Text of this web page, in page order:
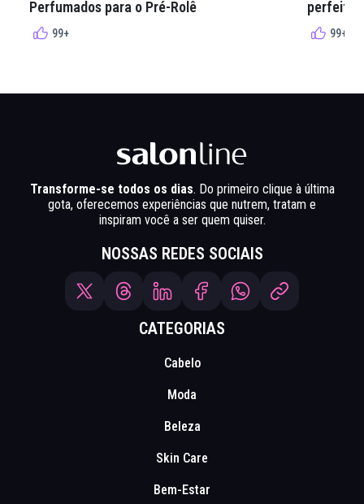
Perfumados para o Pré-Rolê
99+
perfeita
99+
Transforme-se todos os dias. Do primeiro clique à última
gota, oferecemos experiências que nutrem, tratam e
inspiram você a ser quem quiser.
NOSSAS REDES SOCIAIS
CATEGORIAS
Cabelo
Moda
Beleza
Skin Care
Bem-Estar